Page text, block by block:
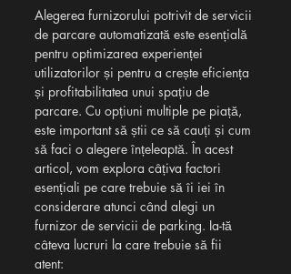
Alegerea furnizorului potrivit de servicii
de parcare automatizată este esențială
pentru optimizarea experienței
utilizatorilor și pentru a crește eficiența
și profitabilitatea unui spațiu de
parcare. Cu opțiuni multiple pe piață,
este important să știi ce să cauți și cum
să faci o alegere înțeleaptă. În acest
articol, vom explora câțiva factori
esențiali pe care trebuie să îi iei în
considerare atunci când alegi un
furnizor de servicii de parking. Ia-tă
câteva lucruri la care trebuie să fii
atent: